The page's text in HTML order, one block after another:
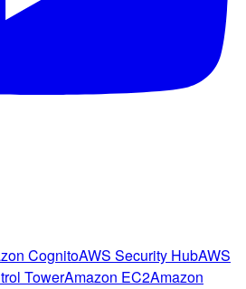
CognitoAWS Security HubAWS
TowerAmazon EC2Amazon